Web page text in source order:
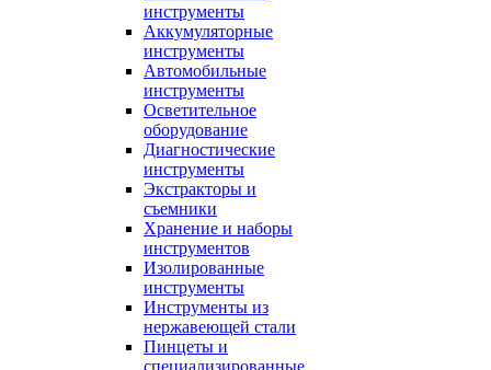
инструменты
Аккумуляторные
инструменты
Автомобильные
инструменты
Осветительное
оборудование
Диагностические
инструменты
Экстракторы и
съемники
Хранение и наборы
инструментов
Изолированные
инструменты
Инструменты из
нержавеющей стали
Пинцеты и
специализированные